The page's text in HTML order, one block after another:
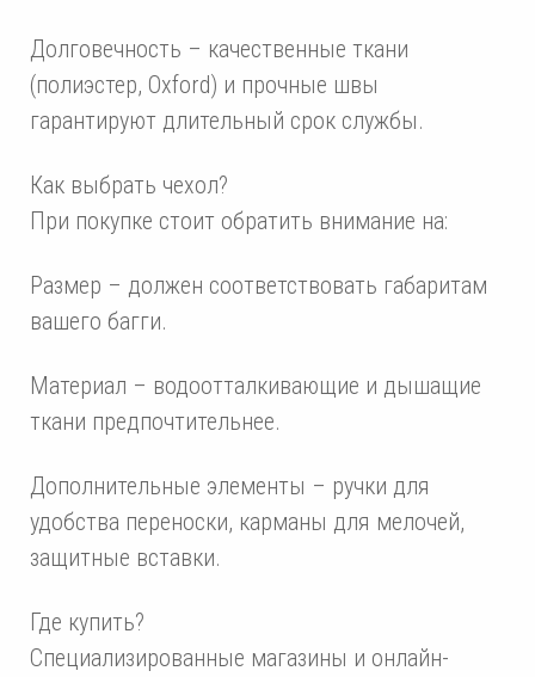
Долговечность – качественные ткани
(полиэстер, Oxford) и прочные швы
гарантируют длительный срок службы.
Как выбрать чехол?
При покупке стоит обратить внимание на:
Размер – должен соответствовать габаритам
вашего багги.
Материал – водоотталкивающие и дышащие
ткани предпочтительнее.
Дополнительные элементы – ручки для
удобства переноски, карманы для мелочей,
защитные вставки.
Где купить?
Специализированные магазины и онлайн-